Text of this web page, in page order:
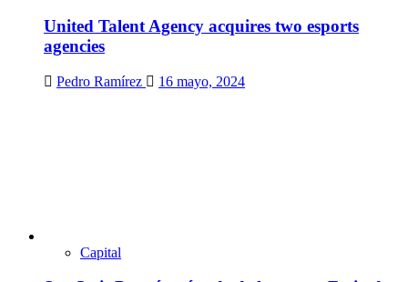
United Talent Agency acquires two esports
agencies
Pedro Ramírez 16 mayo, 2024
Capital